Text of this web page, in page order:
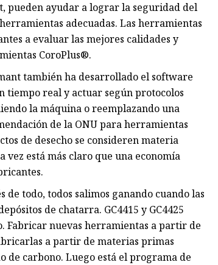
pueden ayudar a lograr la seguridad del
adecuadas. Las herramientas
a evaluar las mejores calidades y
CoroPlus®.
también ha desarrollado el software
tiempo real y actuar según protocolos
la máquina o reemplazando una
de la ONU para herramientas
de desecho se consideren materia
vez está más claro que una economía
todo, todos salimos ganando cuando las
de chatarra. GC4415 y GC4425
Fabricar nuevas herramientas a partir de
a partir de materias primas
de carbono. Luego está el programa de